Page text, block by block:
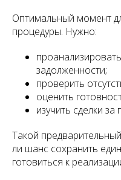
Оптимальный момент
процедуры. Нужно:
задолженности;
проверить
оценить
изучить сделки
Такой
ли шанс сохранить
готовиться к